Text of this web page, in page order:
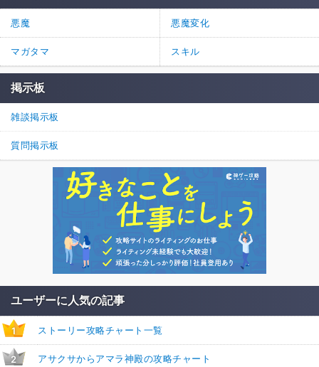
ユーザーに人気の記事
1 ストーリー攻略チャート一覧
2 アサクサからアマラ神殿の攻略チャート
悪魔 悪魔変化
マガタマ スキル
掲示板
雑談掲示板
質問掲示板